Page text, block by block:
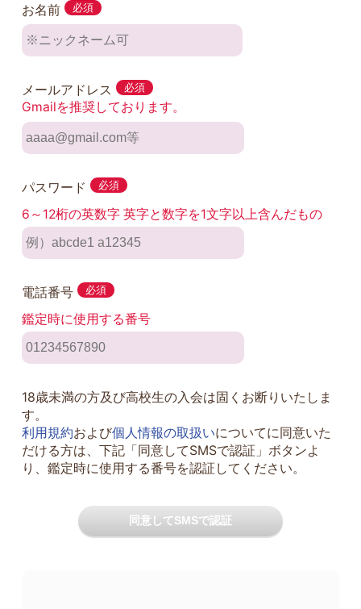
お名前 必須
メールアドレス 必須
Gmailを推奨しております。
パスワード 必須
6～12桁の英数字 英字と数字を1文字以上含んだもの
電話番号 必須
鑑定時に使用する番号
18歳未満の方及び高校生の入会は固くお断りいたしま
す。
利用規約および個人情報の取扱いについてに同意いた
だける方は、下記「同意してSMSで認証」ボタンよ
り、鑑定時に使用する番号を認証してください。
同意してSMSで認証